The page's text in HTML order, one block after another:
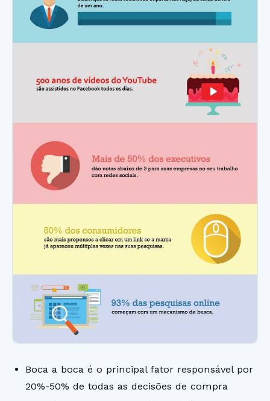
Boca a boca é o principal fator responsável por
20%-50% de todas as decisões de compra